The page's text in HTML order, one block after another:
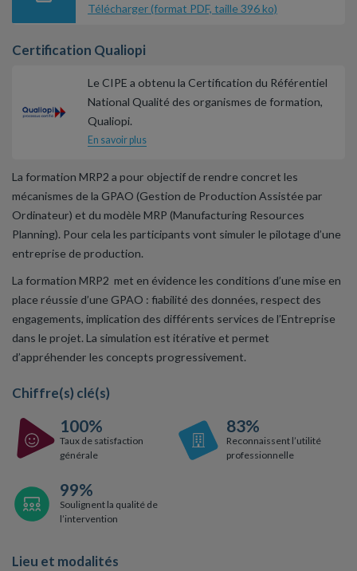
Télécharger (format PDF, taille 396 ko)
Certification Qualiopi
Le CIPE a obtenu la Certification du Référentiel
National Qualité des organismes de formation,
Qualiopi.
En savoir plus
La formation MRP2 a pour objectif de rendre concret les
mécanismes de la GPAO (Gestion de Production Assistée par
Ordinateur) et du modèle MRP (Manufacturing Resources
Planning). Pour cela les participants vont simuler le pilotage d’une
entreprise de production.
La formation MRP2 met en évidence les conditions d’une mise en
place réussie d’une GPAO : fiabilité des données, respect des
engagements, implication des différents services de l’Entreprise
dans le projet. La simulation est itérative et permet
d’appréhender les concepts progressivement.
Chiffre(s) clé(s)
100%
Taux de satisfaction
générale
83%
Reconnaissent l’utilité
professionnelle
99%
Soulignent la qualité de
l’intervention
Lieu et modalités